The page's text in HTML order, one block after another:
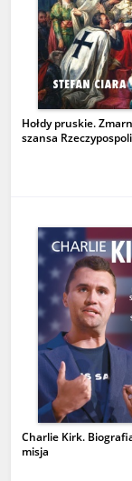
Hołdy pruskie.
szansa
Charlie Kirk.
misja